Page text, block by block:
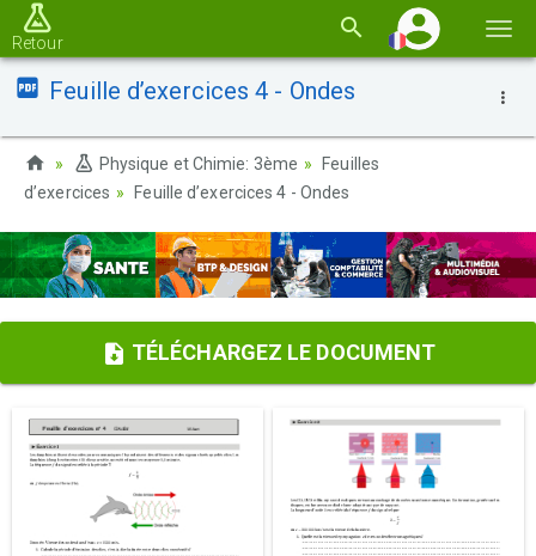
la
Retour
Feuille d’exercices 4 - Ondes
Physique et Chimie: 3ème
Feuilles
d’exercices
Feuille d’exercices 4 - Ondes
TÉLÉCHARGEZ LE DOCUMENT